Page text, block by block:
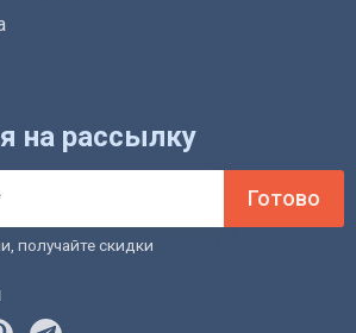
на рассылку
Готово
получайте скидки